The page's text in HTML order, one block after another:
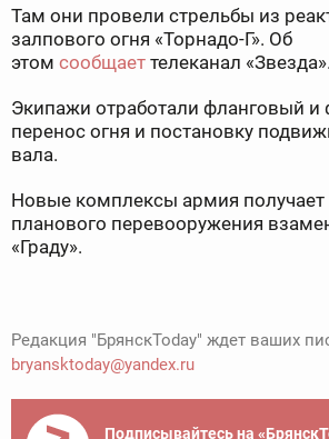
Там они провели стрельбы из
залпового огня «Торнадо-Г». Об
этом сообщает телеканал «Звезда».
Экипажи отработали фланговый и
перенос огня и постановку
вала.
Новые комплексы армия
планового перевооружения
«Граду».
Редакция "БрянскToday" ждет ваших
bryansktoday@yandex.ru
Подписывайтесь на